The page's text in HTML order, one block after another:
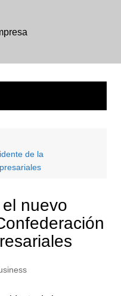
de la
nuevo